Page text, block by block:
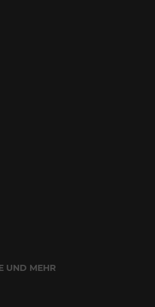
UND MEHR